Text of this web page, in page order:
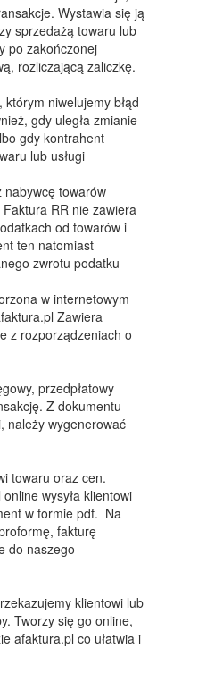
Wystawia się ją
sprzedażą towaru lub
po zakończonej
rozliczającą zaliczkę.
niwelujemy błąd
gdy uległa zmianie
gdy kontrahent
lub usługi
nabywcę towarów
RR nie zawiera
od towarów i
ten natomiast
zwrotu podatku
w internetowym
Zawiera
z rozporządzeniach o
przedpłatowy
Z dokumentu
należy wygenerować
towaru oraz cen.
wysyła klientowi
w formie pdf. Na
fakturę
do naszego
klientowi lub
Tworzy się go online,
afaktura.pl co ułatwia i